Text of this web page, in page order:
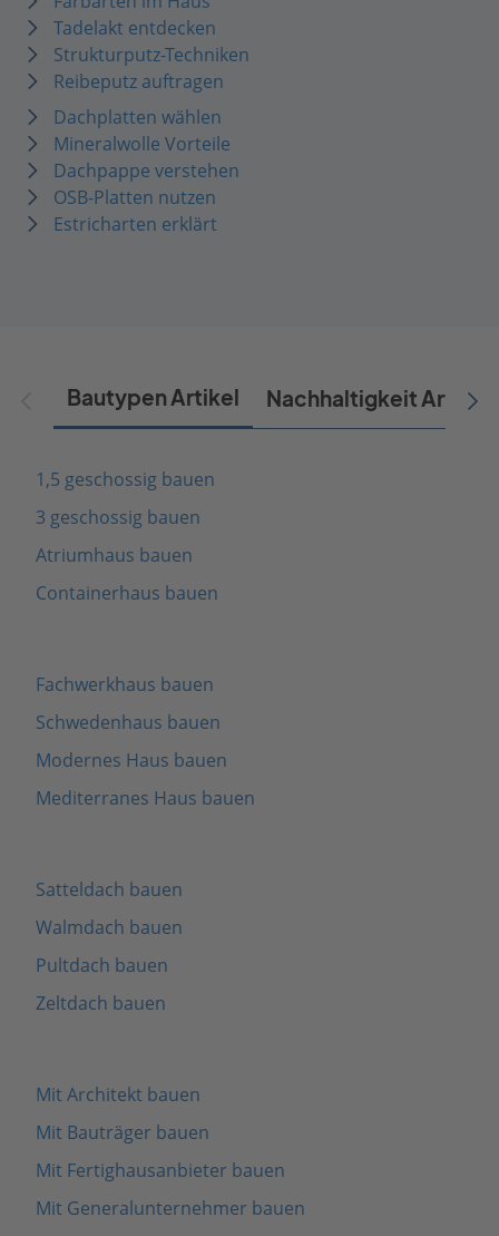
Tadelakt entdecken
Strukturputz-Techniken
Reibeputz auftragen
Dachplatten wählen
Mineralwolle Vorteile
Dachpappe verstehen
OSB-Platten nutzen
Estricharten erklärt
Bautypen Artikel Nachhaltigkeit Artikel
1,5 geschossig bauen
3 geschossig bauen
Atriumhaus bauen
Containerhaus bauen
Fachwerkhaus bauen
Schwedenhaus bauen
Modernes Haus bauen
Mediterranes Haus bauen
Satteldach bauen
Walmdach bauen
Pultdach bauen
Zeltdach bauen
Mit Architekt bauen
Mit Bauträger bauen
Mit Fertighausanbieter bauen
Mit Generalunternehmer bauen